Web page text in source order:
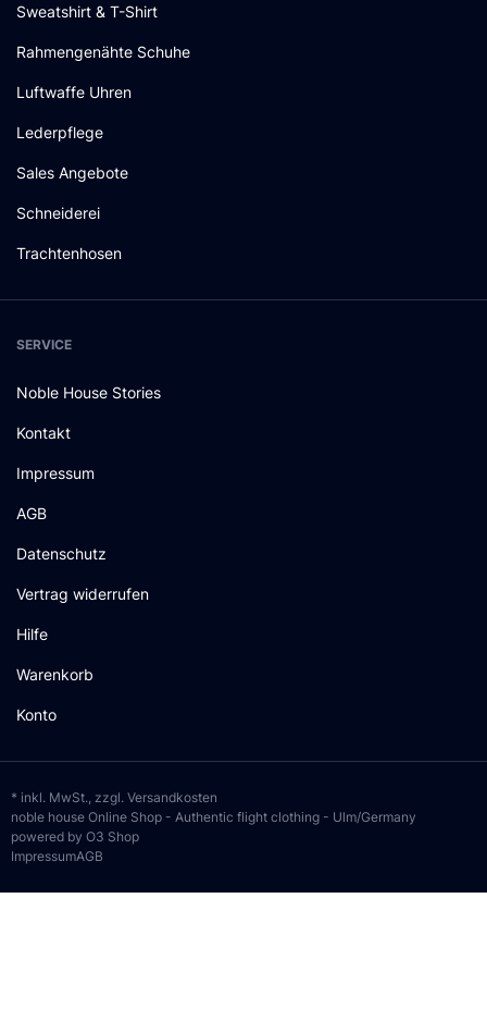
Sweatshirt & T-Shirt
Rahmengenähte Schuhe
Luftwaffe Uhren
Lederpflege
Sales Angebote
Schneiderei
Trachtenhosen
SERVICE
Noble House Stories
Kontakt
Impressum
AGB
Datenschutz
Vertrag widerrufen
Hilfe
Warenkorb
Konto
* inkl. MwSt., zzgl. Versandkosten
noble house Online Shop - Authentic flight clothing - Ulm/Germany
powered by O3 Shop
ImpressumAGB